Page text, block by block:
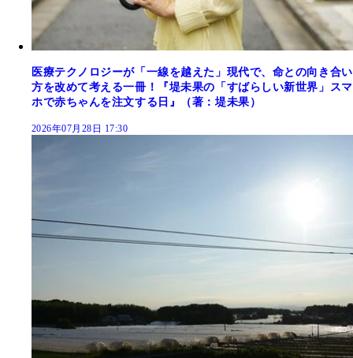
医療テクノロジーが「一線を越えた」現代で、命との向き合い
方を改めて考える一冊！『堤未果の「すばらしい新世界」スマ
ホで赤ちゃんを注文する日』（著：堤未果）
2026年07月28日 17:30